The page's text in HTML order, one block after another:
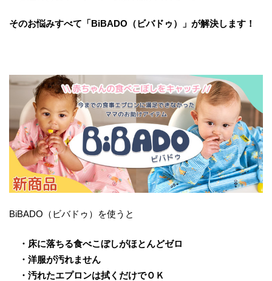
そのお悩みすべて「BiBADO（ビバドゥ）」​が解決します！
BiBADO（ビバドゥ）を使うと
・床に落ちる食べこぼしがほとんどゼロ
・洋服が汚れません
・汚れたエプロンは拭くだけでＯＫ